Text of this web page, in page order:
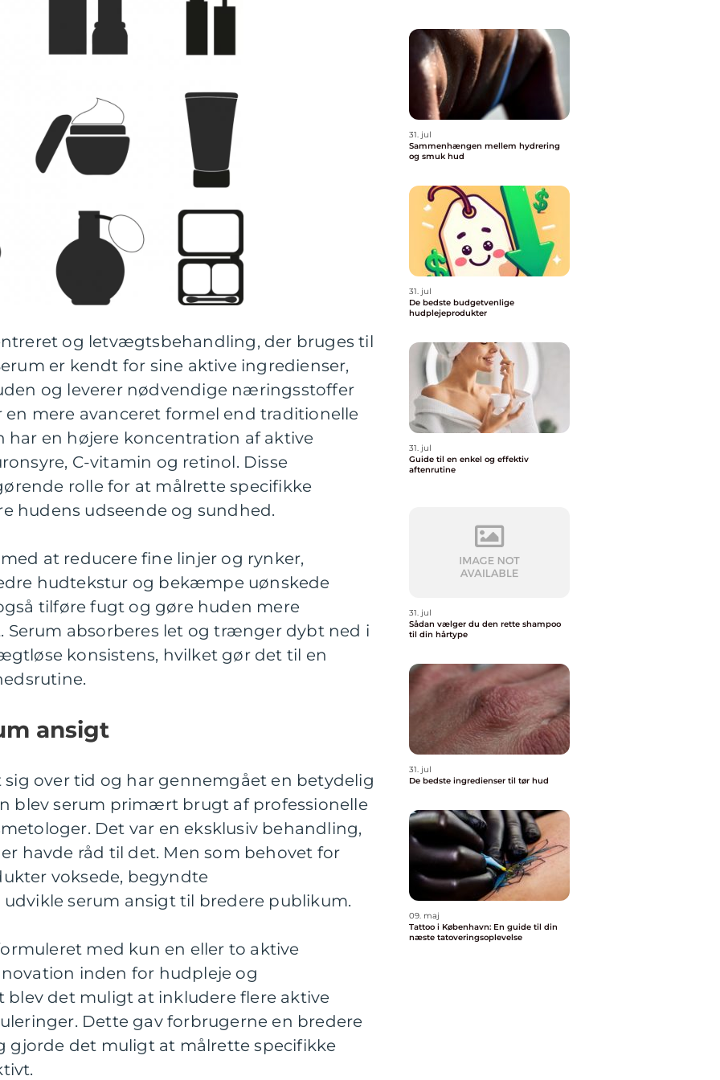
og letvægtsbehandling, der bruges til
er kendt for sine aktive ingredienser,
og leverer nødvendige næringsstoffer
mere avanceret formel end traditionelle
har en højere koncentration af aktive
C-vitamin og retinol. Disse
rolle for at målrette specifikke
hudens udseende og sundhed.
at reducere fine linjer og rynker,
hudtekstur og bekæmpe uønskede
tilføre fugt og gøre huden mere
Serum absorberes let og trænger dybt ned i
konsistens, hvilket gør det til en
ansigt
over tid og har gennemgået en betydelig
blev serum primært brugt af professionelle
Det var en eksklusiv behandling,
havde råd til det. Men som behovet for
voksede, begyndte
serum ansigt til bredere publikum.
med kun en eller to aktive
inden for hudpleje og
det muligt at inkludere flere aktive
Dette gav forbrugerne en bredere
gjorde det muligt at målrette specifikke
31. jul
Sammenhængen mellem hydrering
og smuk hud
31. jul
De bedste budgetvenlige
hudplejeprodukter
31. jul
Guide til en enkel og effektiv
aftenrutine
31. jul
Sådan vælger du den rette shampoo
til din hårtype
31. jul
De bedste ingredienser til tør hud
09. maj
Tattoo i København: En guide til din
næste tatoveringsoplevelse